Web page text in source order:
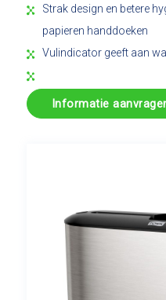
Strak design en betere
papieren handdoeken
Vulindicator geeft aan
Informatie